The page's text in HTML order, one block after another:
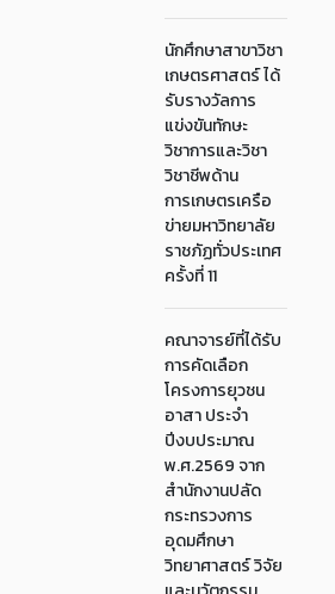
นักศึกษาสาขาวิชา
เกษตรศาสตร์ ได้
รับรางวัลการ
แข่งขันทักษะ
วิชาการและวิชา
วิชาชีพด้าน
การเกษตรเครือ
ข่ายมหาวิทยาลัย
ราชภัฏทั่วประเทศ
ครั้งที่ 11
คณาจารย์ที่ได้รับ
การคัดเลือก
โครงการยุวชน
อาสา ประจำ
ปีงบประมาณ
พ.ศ.2569 จาก
สำนักงานปลัด
กระทรวงการ
อุดมศึกษา
วิทยาศาสตร์ วิจัย